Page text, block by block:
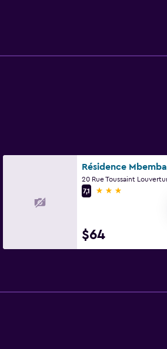
Résidence Mbemba
7,1
3 estrellas
$64